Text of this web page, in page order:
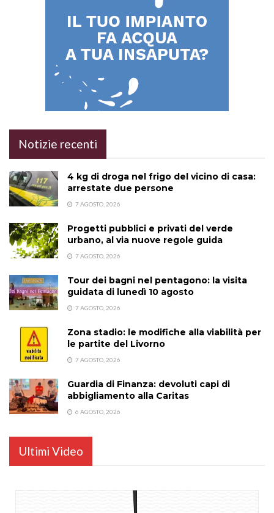
Notizie recenti
4 kg di droga nel frigo del vicino di casa:
arrestate due persone
7 AGOSTO, 2026
Progetti pubblici e privati del verde
urbano, al via nuove regole guida
7 AGOSTO, 2026
Tour dei bagni nel pentagono: la visita
guidata di lunedì 10 agosto
7 AGOSTO, 2026
Zona stadio: le modifiche alla viabilità per
le partite del Livorno
7 AGOSTO, 2026
Guardia di Finanza: devoluti capi di
abbigliamento alla Caritas
6 AGOSTO, 2026
Ultimi Video